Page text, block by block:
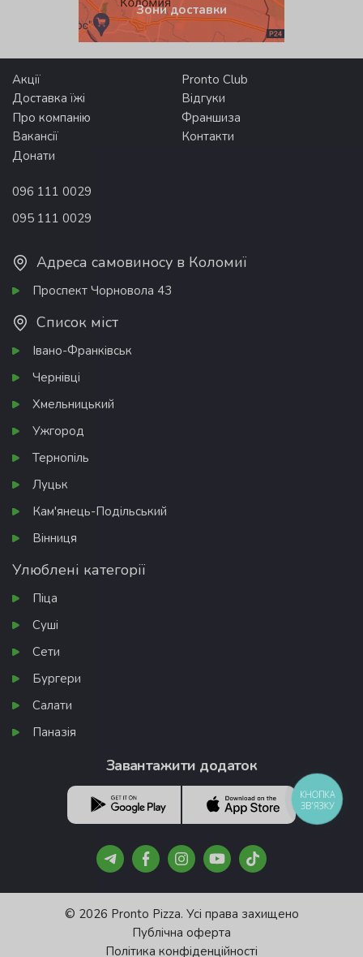
Зони доставки
Акції
Pronto Club
Доставка їжі
Відгуки
Про компанію
Франшиза
Вакансії
Контакти
Донати
096 111 0029
095 111 0029
Адреса самовиносу в Коломиї
Проспект Чорновола 43
Список міст
Івано-Франківськ
Чернівці
Хмельницький
Ужгород
Тернопіль
Луцьк
Кам'янець-Подільський
Вінниця
Улюблені категорії
Піца
Суші
Сети
Бургери
Салати
Паназія
Завантажити додаток
© 2026 Pronto Pizza. Усі права захищено
Публічна оферта
Політика конфіденційності
КНОПКА
ЗВ'ЯЗКУ